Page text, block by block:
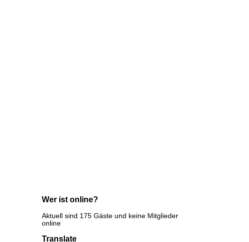
Wer ist online?
Aktuell sind 175 Gäste und keine Mitglieder
online
Translate